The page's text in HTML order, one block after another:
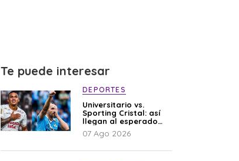
Te puede interesar
DEPORTES
Universitario vs.
Sporting Cristal: así
llegan al esperado
duelo
07 Ago 2026